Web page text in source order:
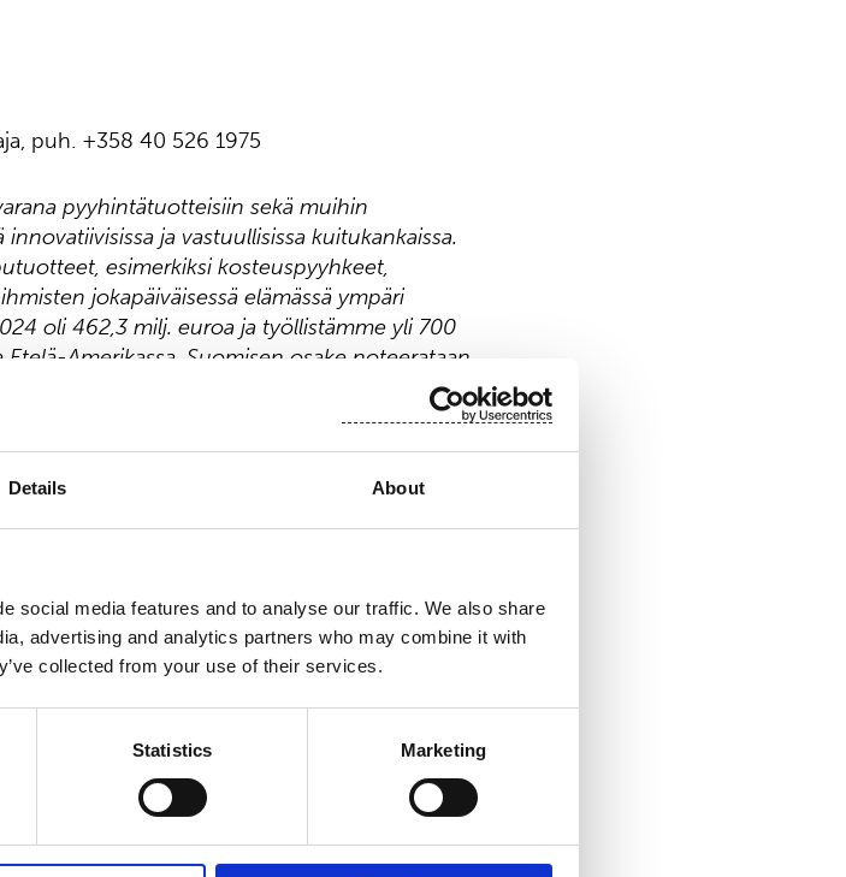
Details About
social media features and to analyse our traffic. We also share
advertising and analytics partners who may combine it with
collected from your use of their services.
Statistics Marketing
puh. +358 40 526 1975
pyyhintätuotteisiin sekä muihin
ja vastuullisissa kuitukankaissa.
esimerkiksi kosteuspyyhkeet,
jokapäiväisessä elämässä ympäri
oli 462,3 milj. euroa ja työllistämme yli 700
Amerikassa. Suomisen osake noteerataan